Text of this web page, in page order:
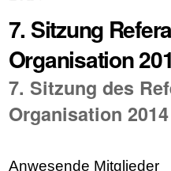
7. Sitzung
Organisation
7. Sitzung des
Organisation 2014
Anwesende Mitglieder